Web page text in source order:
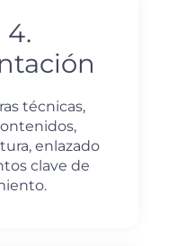
4.
técnicas,
enlazado
clave de